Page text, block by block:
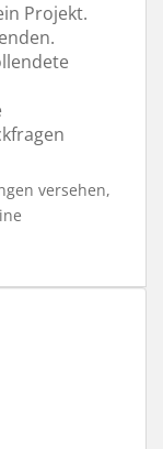
Projekt.
versehen,